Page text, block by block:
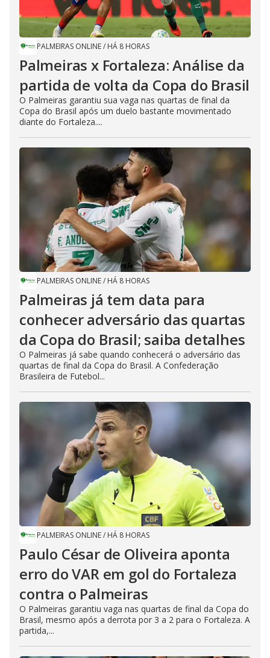
PALMEIRAS ONLINE/ HÁ 8 HORAS
Palmeiras x Fortaleza: Análise da
partida de volta da Copa do Brasil
O Palmeiras garantiu sua vaga nas quartas de final da
Copa do Brasil após um duelo bastante movimentado
diante do Fortaleza....
PALMEIRAS ONLINE/ HÁ 8 HORAS
Palmeiras já tem data para
conhecer adversário das quartas
da Copa do Brasil; saiba detalhes
O Palmeiras já sabe quando conhecerá o adversário das
quartas de final da Copa do Brasil. A Confederação
Brasileira de Futebol...
PALMEIRAS ONLINE/ HÁ 8 HORAS
Paulo César de Oliveira aponta
erro do VAR em gol do Fortaleza
contra o Palmeiras
O Palmeiras garantiu vaga nas quartas de final da Copa do
Brasil, mesmo após a derrota por 3 a 2 para o Fortaleza. A
partida,...